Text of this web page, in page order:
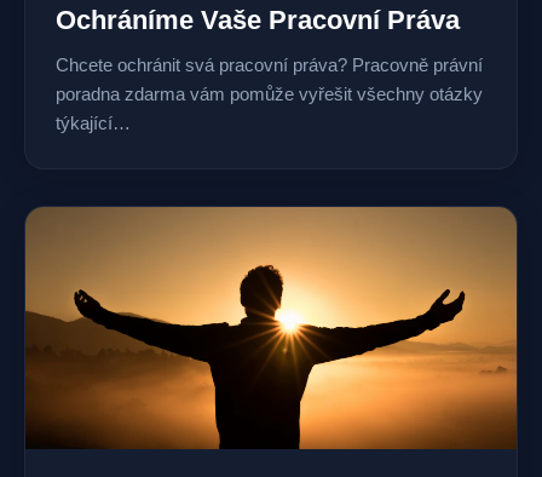
Ochráníme Vaše Pracovní Práva
Chcete ochránit svá pracovní práva? Pracovně právní
poradna zdarma vám pomůže vyřešit všechny otázky
týkající…